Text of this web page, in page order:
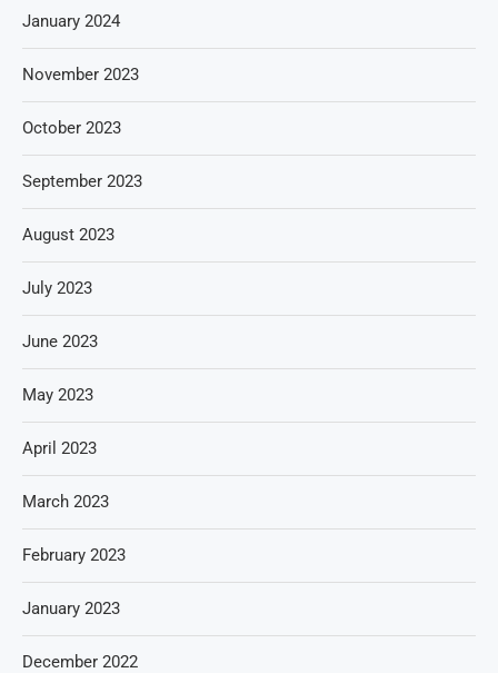
January 2024
November 2023
October 2023
September 2023
August 2023
July 2023
June 2023
May 2023
April 2023
March 2023
February 2023
January 2023
December 2022